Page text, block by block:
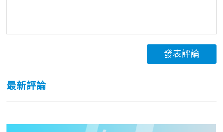
發表評論
最新評論